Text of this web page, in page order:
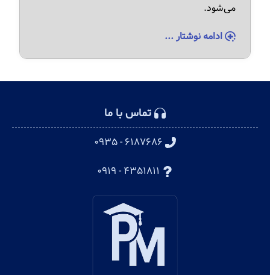
می‌شود.
ادامه نوشتار ...
تماس با ما
۶۱۸۷۶۸۶ - ۰۹۳۵